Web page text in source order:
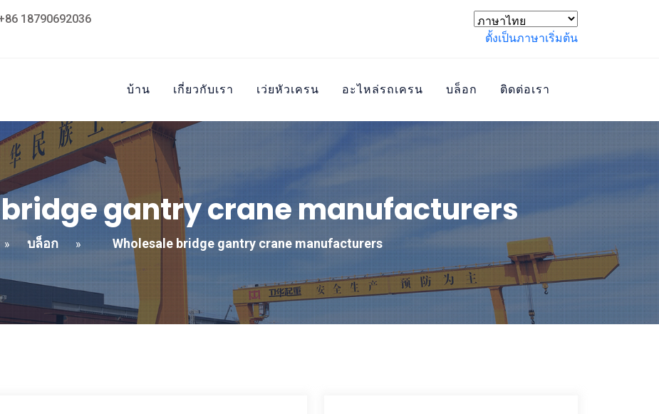
18790692036
ตั้งเป็นภาษาเริ่มต้น
บ้าน เกี่ยวกับเรา เว่ยหัวเครน อะไหล่รถเครน บล็อก ติดต่อเรา
gantry crane manufacturers
» บล็อก » Wholesale bridge gantry crane manufacturers